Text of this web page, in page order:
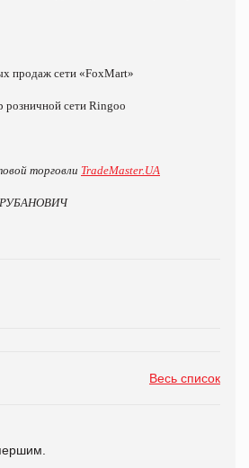
продаж сети «FoxMart»
розничной сети Ringoo
торговли TradeMaster.UA
РУБАНОВИЧ
Весь список